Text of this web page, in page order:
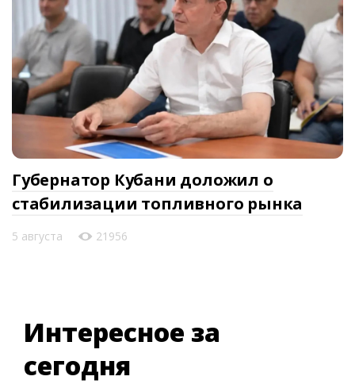
Губернатор Кубани доложил о
стабилизации топливного рынка
5 августа 21956
Интересное за
сегодня